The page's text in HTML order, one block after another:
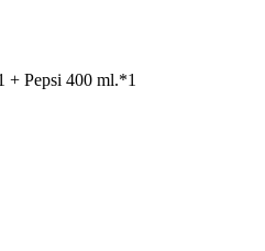
+ Pepsi 400 ml.*1